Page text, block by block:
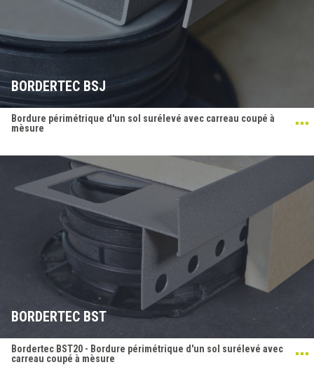
BORDERTEC BSJ
Bordure périmétrique d'un sol surélevé avec carreau coupé à
mèsure
BORDERTEC BST
Bordertec BST20 - Bordure périmétrique d'un sol surélevé avec
carreau coupé à mèsure